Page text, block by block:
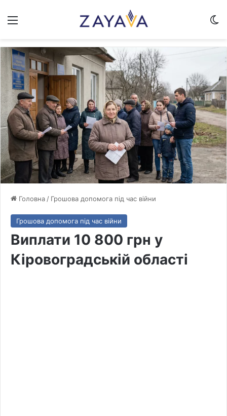
Меню
Головна / Грошова допомога під час війни
Грошова допомога під час війни
Виплати 10 800 грн у
Кіровоградській області